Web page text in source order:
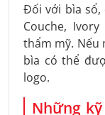
Đối với bìa sổ,
Couche,
thẩm mỹ. Nếu
bìa có thể
logo.
Những